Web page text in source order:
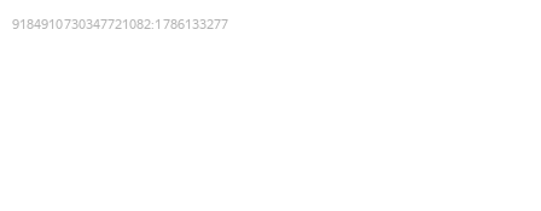
9184910730347721082:1786133277